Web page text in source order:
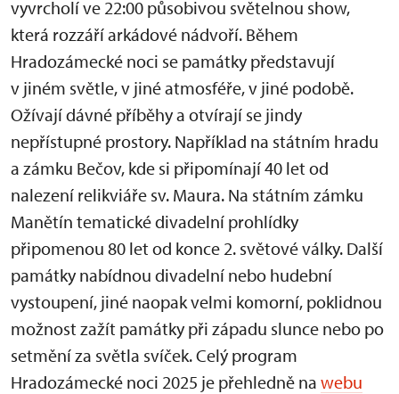
vyvrcholí ve 22:00 působivou světelnou show,
která rozzáří arkádové nádvoří. Během
Hradozámecké noci se památky představují
v jiném světle, v jiné atmosféře, v jiné podobě.
Ožívají dávné příběhy a otvírají se jindy
nepřístupné prostory. Například na státním hradu
a zámku Bečov, kde si připomínají 40 let od
nalezení relikviáře sv. Maura. Na státním zámku
Manětín tematické divadelní prohlídky
připomenou 80 let od konce 2. světové války. Další
památky nabídnou divadelní nebo hudební
vystoupení, jiné naopak velmi komorní, poklidnou
možnost zažít památky při západu slunce nebo po
setmění za světla svíček. Celý program
Hradozámecké noci 2025 je přehledně na webu